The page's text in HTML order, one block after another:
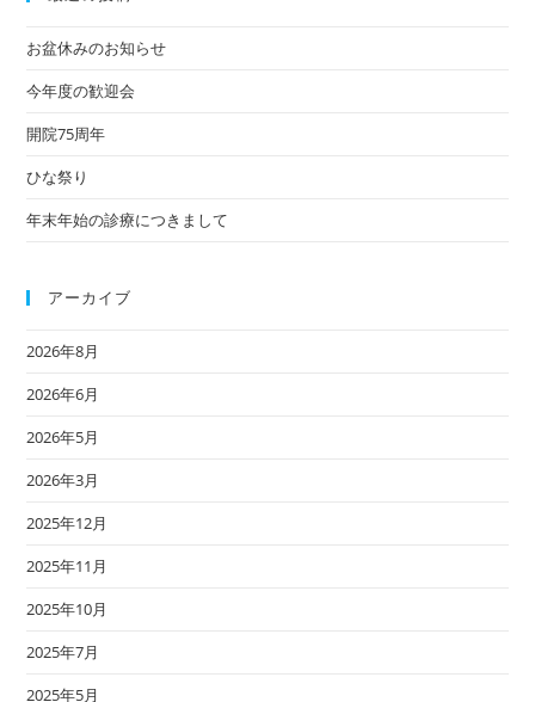
お盆休みのお知らせ
今年度の歓迎会
開院75周年
ひな祭り
年末年始の診療につきまして
アーカイブ
2026年8月
2026年6月
2026年5月
2026年3月
2025年12月
2025年11月
2025年10月
2025年7月
2025年5月